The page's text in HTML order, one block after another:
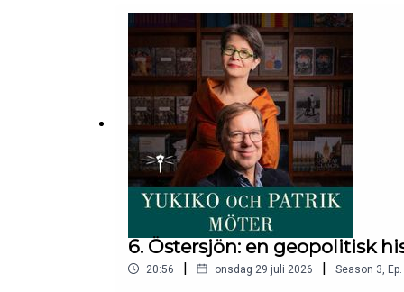
författare och forskare inom humaniora
StolpeKlippning: Hugo LundgrenFrågor,
6. Östersjön: en geopolitisk
20:56 | onsdag 29 juli 2026 | Season 3 Ep.